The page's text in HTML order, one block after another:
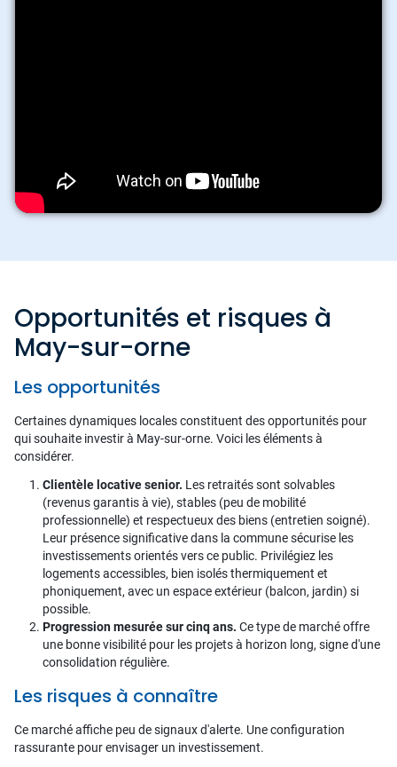
Opportunités et risques à
May-sur-orne
Les opportunités
Certaines dynamiques locales constituent des opportunités pour
qui souhaite investir à May-sur-orne. Voici les éléments à
considérer.
Clientèle locative senior. Les retraités sont solvables
(revenus garantis à vie), stables (peu de mobilité
professionnelle) et respectueux des biens (entretien soigné).
Leur présence significative dans la commune sécurise les
investissements orientés vers ce public. Privilégiez les
logements accessibles, bien isolés thermiquement et
phoniquement, avec un espace extérieur (balcon, jardin) si
possible.
Progression mesurée sur cinq ans. Ce type de marché offre
une bonne visibilité pour les projets à horizon long, signe d'une
consolidation régulière.
Les risques à connaître
Ce marché affiche peu de signaux d'alerte. Une configuration
rassurante pour envisager un investissement.